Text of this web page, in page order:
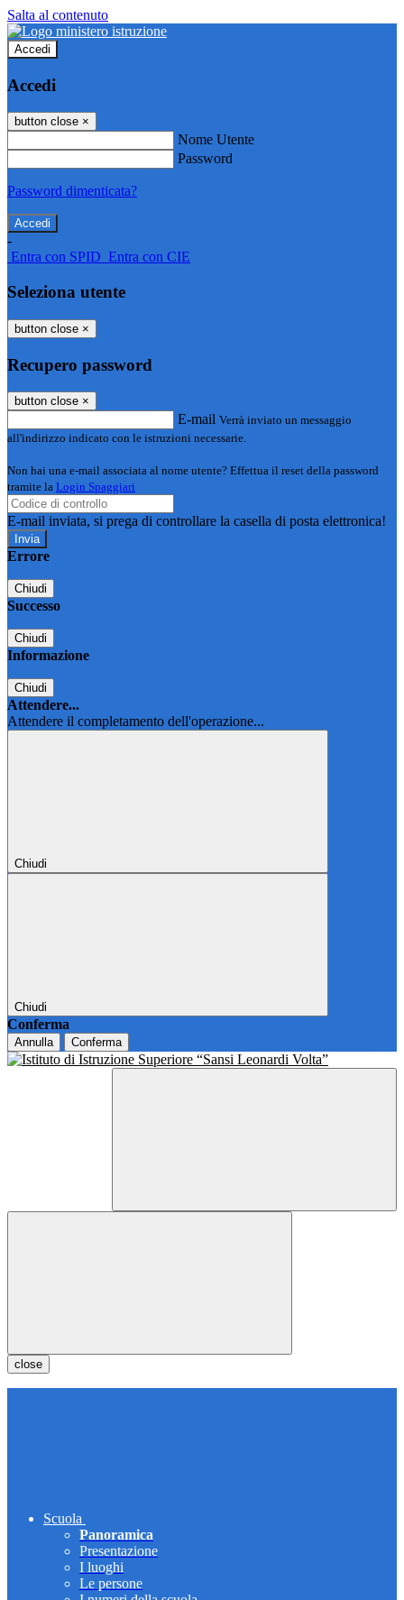
Salta al contenuto
Accedi
Accedi
button close ×
Nome Utente
Password
Password dimenticata?
-
Entra con SPID Entra con CIE
Seleziona utente
button close ×
Recupero password
button close ×
E-mail Verrà inviato un messaggio
all'indirizzo indicato con le istruzioni necessarie.
Non hai una e-mail associata al nome utente? Effettua il reset della password
tramite la Login Spaggiari
E-mail inviata, si prega di controllare la casella di posta elettronica!
Errore
Chiudi
Successo
Chiudi
Informazione
Chiudi
Attendere...
Attendere il completamento dell'operazione...
Chiudi
Chiudi
Conferma
Annulla Conferma
close
Scuola
Panoramica
Presentazione
I luoghi
Le persone